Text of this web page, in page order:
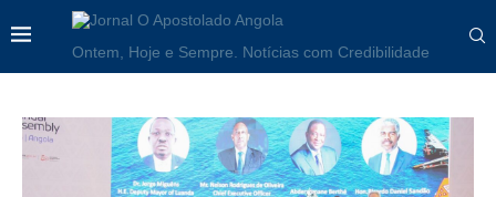
Ontem, Hoje e Sempre. Notícias com Credibilidade